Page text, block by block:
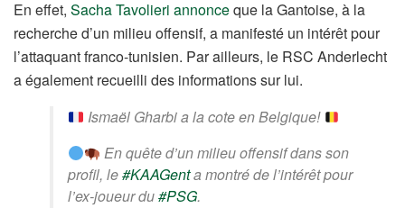
En effet, Sacha Tavolieri annonceque la Gantoise, à la
recherche d’un milieu offensif, a manifesté un intérêt pour
l’attaquant franco-tunisien. Par ailleurs, le RSC Anderlecht
a également recueilli des informations sur lui.
Ismaël Gharbi a la cote en Belgique!
En quête d’un milieu offensif dans son
profil, le#KAAGenta montré de l’intérêt pour
l’ex-joueur du#PSG.